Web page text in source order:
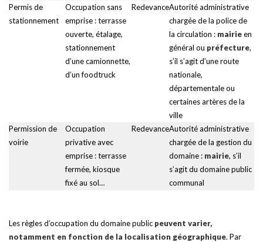
Permis de
stationnement
Occupation sans
emprise : terrasse
ouverte, étalage,
stationnement
d’une camionnette,
d’un foodtruck
RedevanceAutorité administrative
chargée de la police de
la circulation : mairieen
général ou préfecture,
s’il s’agit d’une route
nationale,
départementale ou
certaines artères de la
ville
Permission de
voirie
Occupation
privative avec
emprise : terrasse
fermée, kiosque
fixé au sol…
RedevanceAutorité administrative
chargée de la gestion du
domaine : mairie, s’il
s’agit du domaine public
communal
Les règles d’occupation du domaine public peuvent varier,
notamment en fonction de la localisation géographique. Par